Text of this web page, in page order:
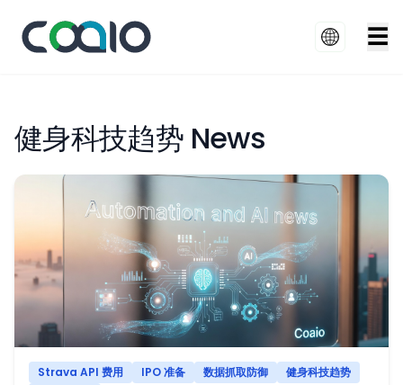
☰
健身科技趋势 News
Strava API 费用 IPO 准备 数据抓取防御
健身科技趋势